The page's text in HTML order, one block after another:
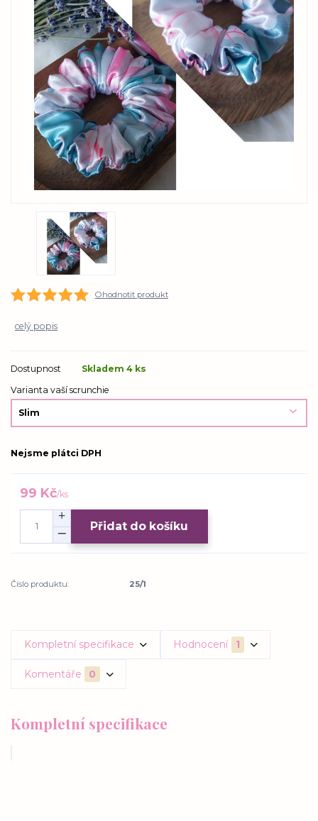
Ohodnotit produkt
celý popis
Dostupnost
Skladem 4 ks
Varianta vaší scrunchie
Nejsme plátci DPH
99 Kč/ks
Přidat do košíku
Číslo produktu: 25/1
Kompletní specifikace Hodnocení 1
Komentáře 0
Kompletní specifikace